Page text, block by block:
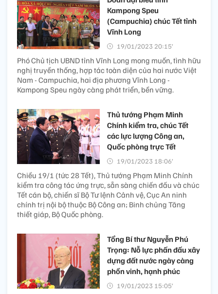
Kampong Speu
(Campuchia) chúc Tết tỉnh
Vĩnh Long
19/01/2023 20:15’
Phó Chủ tịch UBND tỉnh Vĩnh Long mong muốn, tình hữu
nghị truyền thống, hợp tác toàn diện của hai nước Việt
Nam - Campuchia, hai địa phương Vĩnh Long -
Kampong Speu ngày càng phát triển, bền vững.
Thủ tướng Phạm Minh
Chính kiểm tra, chúc Tết
các lực lượng Công an,
Quốc phòng trực Tết
19/01/2023 18:06’
Chiều 19/1 (tức 28 Tết), Thủ tướng Phạm Minh Chính
kiểm tra công tác ứng trực, sẵn sàng chiến đấu và chúc
Tết cán bộ, chiến sĩ Bộ Tư lệnh Cảnh vệ, Cục An ninh
chính trị nội bộ thuộc Bộ Công an; Binh chủng Tăng
thiết giáp, Bộ Quốc phòng.
Tổng Bí thư Nguyễn Phú
Trọng: Nỗ lực phấn đấu xây
dựng đất nước ngày càng
phồn vinh, hạnh phúc
19/01/2023 15:05’